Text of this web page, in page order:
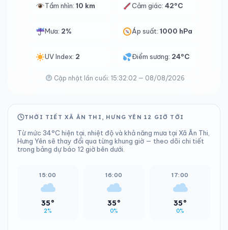
Tầm nhìn: 10 km Cảm giác:42°C
Mưa: 2% Áp suất:1000 hPa
UV Index: 2 Điểm sương: 24°C
Cập nhật lần cuối: 15:32:02 — 08/08/2026
THỜI TIẾT XÃ ÂN THI, HƯNG YÊN 12 GIỜ TỚI
Từ mức 34°C hiện tại, nhiệt độ và khả năng mưa tại Xã Ân Thi,
Hưng Yên sẽ thay đổi qua từng khung giờ — theo dõi chi tiết
trong bảng dự báo 12 giờ bên dưới.
15:00
35°
2%
16:00
35°
0%
17:00
35°
0%